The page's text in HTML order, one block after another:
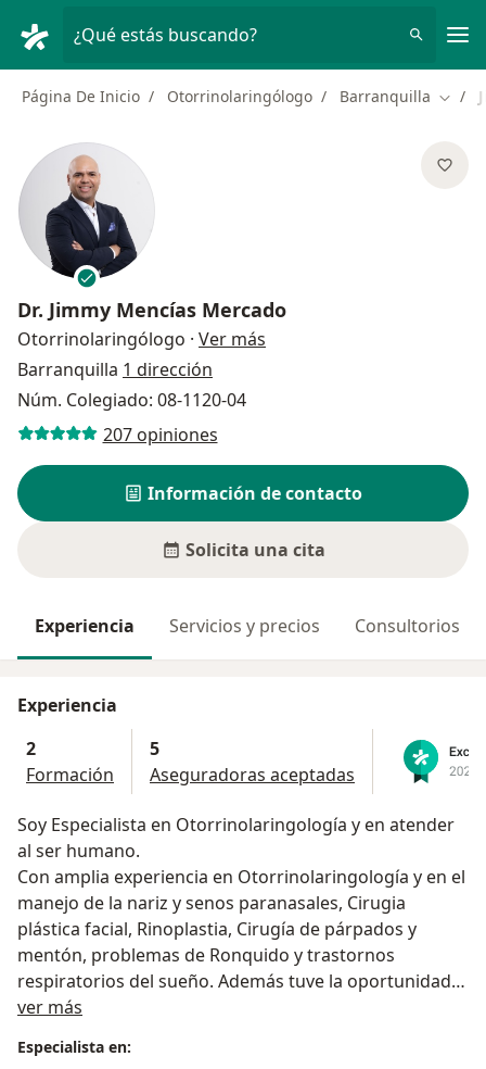
¿Qué estás buscando?
Página De Inicio Otorrinolaringólogo Barranquilla
Dr. Jimmy Mencías Mercado
Otorrinolaringólogo · Ver más
Barranquilla 1 dirección
Núm. Colegiado: 08-1120-04
207 opiniones
Información de contacto
Solicita una cita
Experiencia Servicios y precios Consultorios
Experiencia
2
Formación
5
Aseguradoras aceptadas
Soy Especialista en Otorrinolaringología y en atender
al ser humano.
Con amplia experiencia en Otorrinolaringología y en el
manejo de la nariz y senos paranasales, Cirugia
plástica facial, Rinoplastia, Cirugía de párpados y
mentón, problemas de Ronquido y trastornos
respiratorios del sueño. Además tuve la oportunidad
de ejercer la docencia en el Hospital Infantil de San
afrontar cualquier tipo de alteraciones
ver más
Especialista en: